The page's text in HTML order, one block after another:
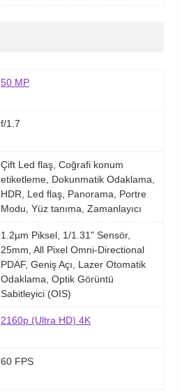
50 MP
f/1.7
Çift Led flaş, Coğrafi konum
etiketleme, Dokunmatik Odaklama,
HDR, Led flaş, Panorama, Portre
Modu, Yüz tanıma, Zamanlayıcı
1.2µm Piksel, 1/1.31" Sensör,
25mm, All Pixel Omni-Directional
PDAF, Geniş Açı, Lazer Otomatik
Odaklama, Optik Görüntü
Sabitleyici (OIS)
2160p (Ultra HD) 4K
60 FPS